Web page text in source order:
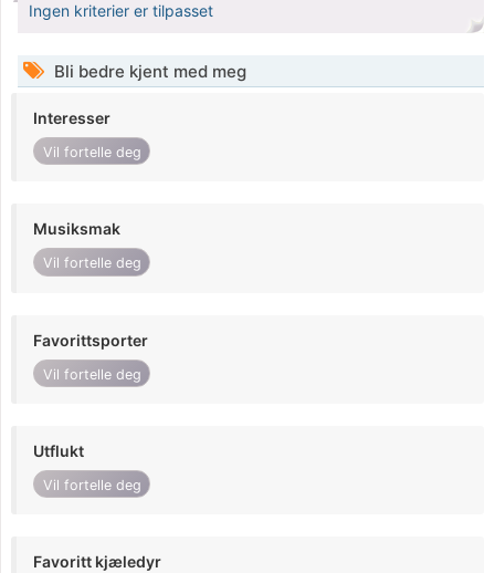
Ingen kriterier er tilpasset
Bli bedre kjent med meg
Interesser
Vil fortelle deg
Musiksmak
Vil fortelle deg
Favorittsporter
Vil fortelle deg
Utflukt
Vil fortelle deg
Favoritt kjæledyr